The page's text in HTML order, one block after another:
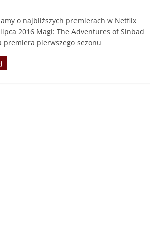
o najbliższych premierach w Netflix
2016 Magi: The Adventures of Sinbad
premiera pierwszego sezonu